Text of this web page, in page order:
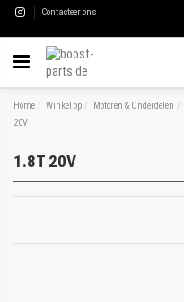
Contacteer ons
Home Winkel op Motoren & Onderdelen
20V
1.8T 20V